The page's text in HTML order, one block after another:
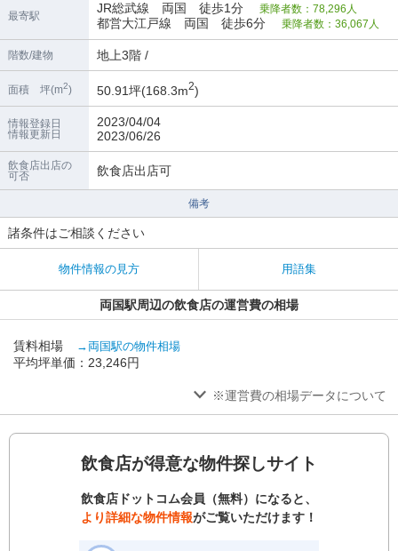
蔵前駅の店舗物件・貸店舗・テナント一覧
森下駅の店舗物件・貸店舗・テナント一覧
最寄駅
JR総武線 両国 徒歩1分 乗降者数：78,296人
都営大江戸線 両国 徒歩6分 乗降者数：36,067人
階数/建物 地上3階 /
面積 坪(m2) 50.91坪(168.3m2)
情報登録日
情報更新日
2023/04/04
2023/06/26
飲食店出店の
可否
飲食店出店可
備考
諸条件はご相談ください
物件情報の見方 用語集
両国駅周辺の飲食店の運営費の相場
賃料相場 →両国駅の物件相場
平均坪単価：23,246円
※運営費の相場データについて
飲食店が得意な物件探しサイト
飲食店ドットコム会員（無料）になると、
より詳細な物件情報がご覧いただけます！